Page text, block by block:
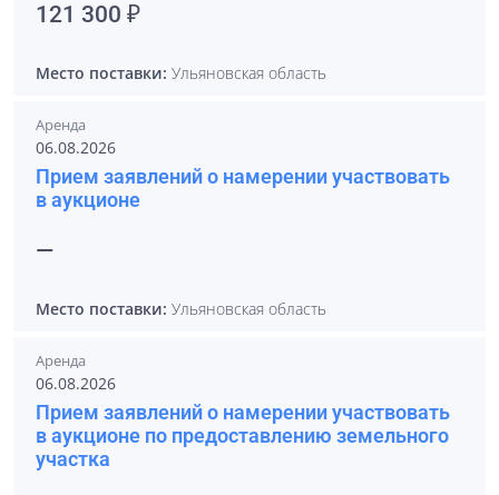
121 300 ₽
Место поставки: Ульяновская область
Аренда
06.08.2026
Прием заявлений о намерении участвовать
в аукционе
—
Место поставки: Ульяновская область
Аренда
06.08.2026
Прием заявлений о намерении участвовать
в аукционе по предоставлению земельного
участка